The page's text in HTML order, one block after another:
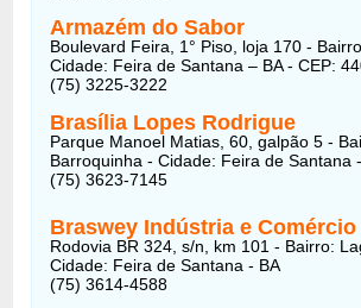
Armazém do Sabor
Boulevard Feira, 1° Piso, loja 170 -
Cidade: Feira de Santana – BA - CEP:
(75) 3225-3222
Brasília Lopes Rodrigue
Parque Manoel Matias, 60, galpão 5 -
Barroquinha - Cidade: Feira de Santana
(75) 3623-7145
Braswey Indústria e Comércio
Rodovia BR 324, s/n, km 101 - Bairro:
Cidade: Feira de Santana - BA
(75) 3614-4588